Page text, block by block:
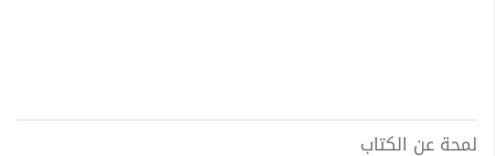
لمحة عن الكتاب